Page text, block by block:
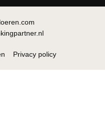
Privacy policy